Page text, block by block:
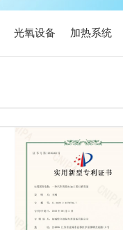
光氧设备 加热系统